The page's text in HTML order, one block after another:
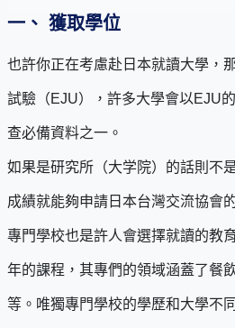
一、 獲取學位
也許你正在考慮赴日本就讀大學，
試驗（EJU），許多大學會以EJU
查必備資料之一。
如果是研究所（大学院）的話則不
成績就能夠申請日本台灣交流協會
專門學校也是許人會選擇就讀的教
年的課程，其專們的領域涵蓋了餐
等。唯獨專門學校的學歷和大學不